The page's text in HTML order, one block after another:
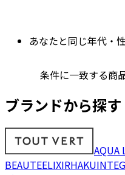
あなたと同じ年代・
条件に一致する商
ブランドから探す
AQUA
BEAUTEELIXIRHAKU